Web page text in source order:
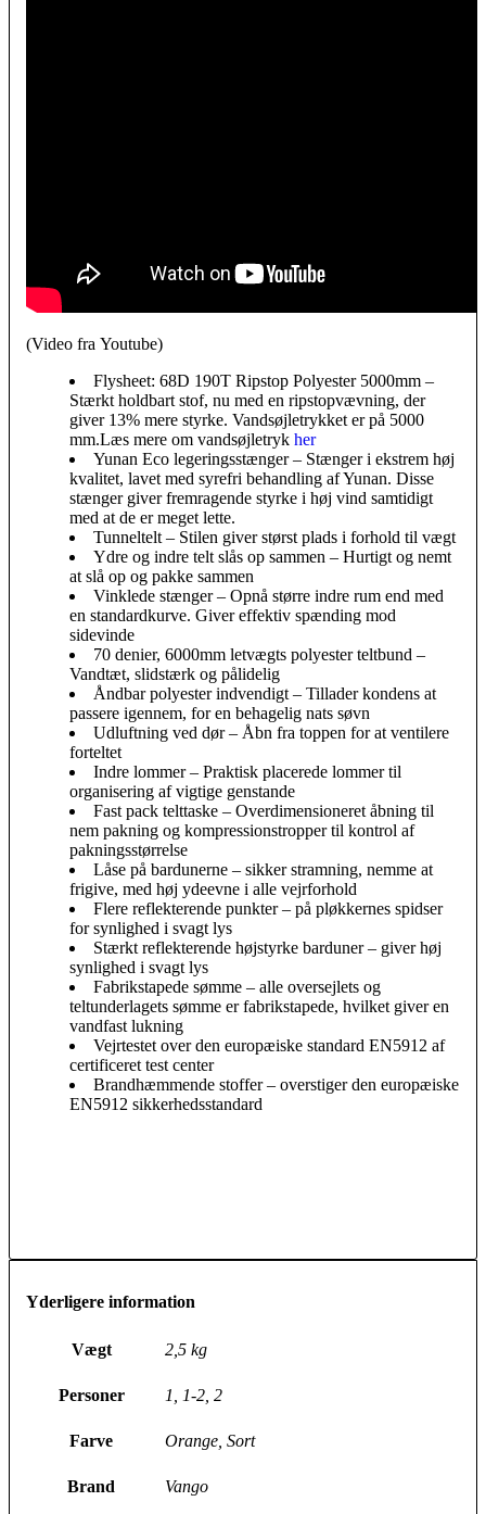
(Video fra Youtube)
Flysheet: 68D 190T Ripstop Polyester 5000mm –
Stærkt holdbart stof, nu med en ripstopvævning, der
giver 13% mere styrke. Vandsøjletrykket er på 5000
mm.Læs mere om vandsøjletryk her
Yunan Eco legeringsstænger – Stænger i ekstrem høj
kvalitet, lavet med syrefri behandling af Yunan. Disse
stænger giver fremragende styrke i høj vind samtidigt
med at de er meget lette.
Tunneltelt – Stilen giver størst plads i forhold til vægt
Ydre og indre telt slås op sammen – Hurtigt og nemt
at slå op og pakke sammen
Vinklede stænger – Opnå større indre rum end med
en standardkurve. Giver effektiv spænding mod
sidevinde
70 denier, 6000mm letvægts polyester teltbund –
Vandtæt, slidstærk og pålidelig
Åndbar polyester indvendigt – Tillader kondens at
passere igennem, for en behagelig nats søvn
Udluftning ved dør – Åbn fra toppen for at ventilere
forteltet
Indre lommer – Praktisk placerede lommer til
organisering af vigtige genstande
Fast pack telttaske – Overdimensioneret åbning til
nem pakning og kompressionstropper til kontrol af
pakningsstørrelse
Låse på bardunerne – sikker stramning, nemme at
frigive, med høj ydeevne i alle vejrforhold
Flere reflekterende punkter – på pløkkernes spidser
for synlighed i svagt lys
Stærkt reflekterende højstyrke barduner – giver høj
synlighed i svagt lys
Fabrikstapede sømme – alle oversejlets og
teltunderlagets sømme er fabrikstapede, hvilket giver en
vandfast lukning
Vejrtestet over den europæiske standard EN5912 af
certificeret test center
Brandhæmmende stoffer – overstiger den europæiske
EN5912 sikkerhedsstandard
Yderligere information
Vægt 2,5 kg
Personer 1, 1-2, 2
Farve Orange, Sort
Brand Vango